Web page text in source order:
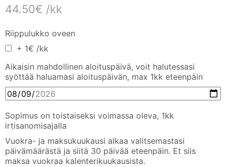
44.50€ /kk
Riippulukko oveen
+ 1€ /kk
Aikaisin mahdollinen aloituspäivä, voit halutessasi
syöttää haluamasi aloituspäivän, max 1kk eteenpäin
Sopimus on toistaiseksi voimassa oleva, 1kk
irtisanomisajalla
Vuokra- ja maksukuukausi alkaa valitsemastasi
päivämäärästä ja siitä 30 päivää eteenpäin. Et siis
maksa vuokraa kalenterikuukausista.